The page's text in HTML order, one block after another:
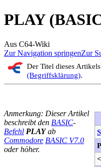
PLAY
Aus C64-Wiki
Zur Navigation springenZur
Der Titel dieses
(Begriffsklärung).
Anmerkung: Dieser Artikel
beschreibt den BASIC-
Befehl PLAYab
Commodore BASIC V7.0
oder höher.